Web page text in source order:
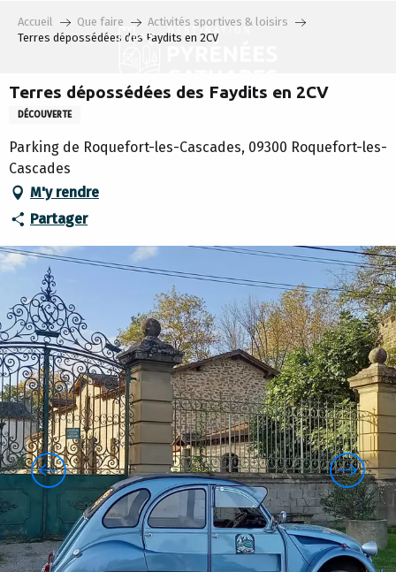
Accueil Que faire
Activités sportives & loisirs
Terres dépossédées des Faydits en 2CV
Terres dépossédées des Faydits en 2CV
DÉCOUVERTE
Parking de Roquefort-les-Cascades, 09300 Roquefort-les-
Cascades
M'y rendre
Partager